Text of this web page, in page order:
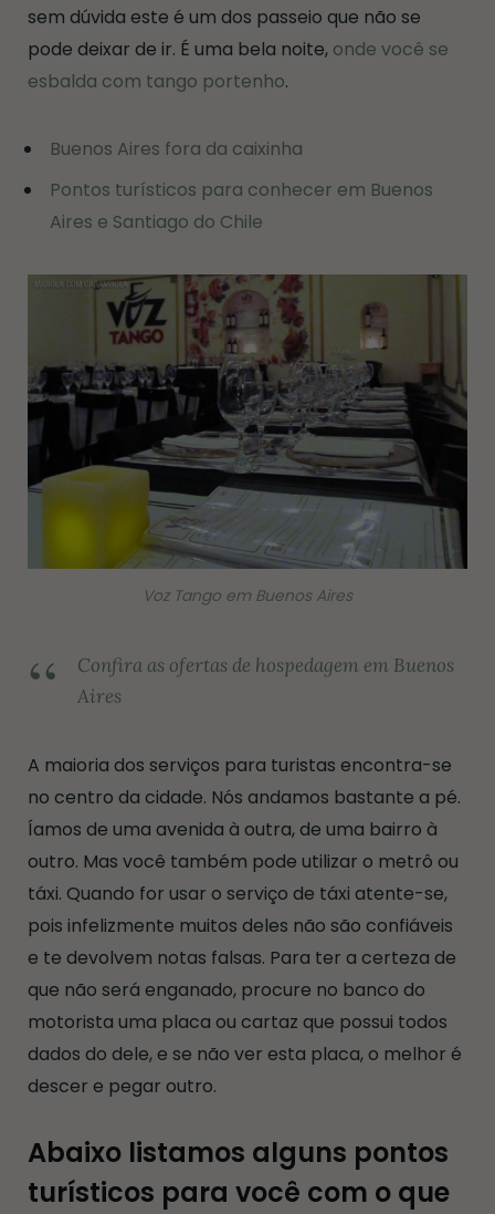
sem dúvida este é um dos passeio que não se
pode deixar de ir. É uma bela noite, onde você se
esbalda com tango portenho.
Buenos Aires fora da caixinha
Pontos turísticos para conhecer em Buenos
Aires e Santiago do Chile
Voz Tango em Buenos Aires
Confira as ofertas de hospedagem em Buenos
Aires
A maioria dos serviços para turistas encontra-se
no centro da cidade. Nós andamos bastante a pé.
Íamos de uma avenida à outra, de uma bairro à
outro. Mas você também pode utilizar o metrô ou
táxi. Quando for usar o serviço de táxi atente-se,
pois infelizmente muitos deles não são confiáveis
e te devolvem notas falsas. Para ter a certeza de
que não será enganado, procure no banco do
motorista uma placa ou cartaz que possui todos
dados do dele, e se não ver esta placa, o melhor é
descer e pegar outro.
Abaixo listamos alguns pontos
turísticos para você com o que